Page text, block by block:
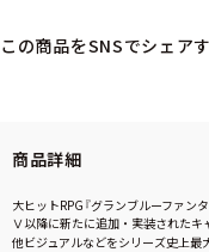
この商品をSNSでシェア
商品詳細
大ヒットRPG『グランブルーファン
Ⅴ以降に新たに追加・実装されたキ
他ビジュアルなどをシリーズ史上最